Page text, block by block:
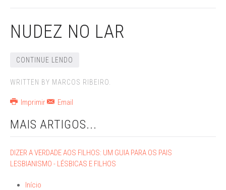
NUDEZ NO LAR
CONTINUE LENDO
WRITTEN BY MARCOS RIBEIRO.
Imprimir Email
MAIS ARTIGOS...
DIZER A VERDADE AOS FILHOS: UM GUIA PARA OS PAIS
LESBIANISMO - LÉSBICAS E FILHOS
Início